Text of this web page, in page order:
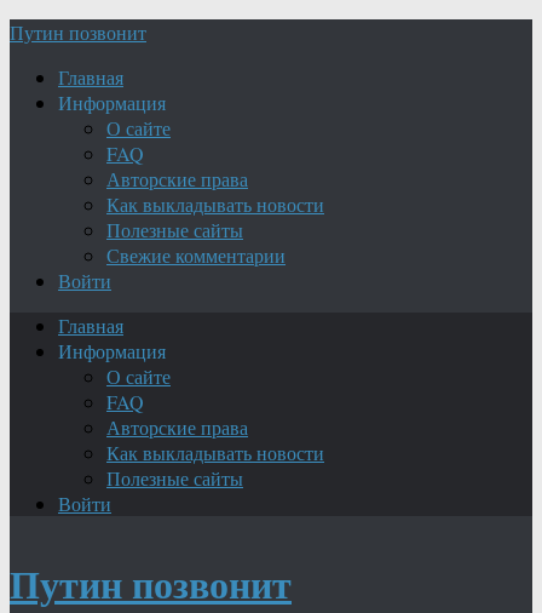
Путин позвонит
Главная
Информация
О сайте
FAQ
Авторские права
Как выкладывать новости
Полезные сайты
Свежие комментарии
Войти
Главная
Информация
О сайте
FAQ
Авторские права
Как выкладывать новости
Полезные сайты
Войти
Путин позвонит